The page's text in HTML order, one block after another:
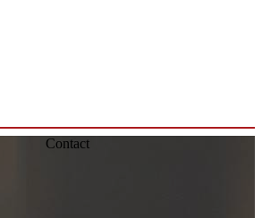
Contact